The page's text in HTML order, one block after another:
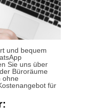
und bequem
Sie uns über
Büroräume
ohne
für